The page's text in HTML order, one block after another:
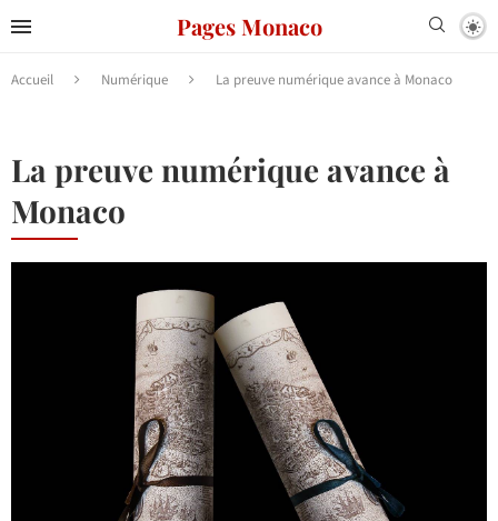
Pages Monaco
Accueil Numérique La preuve numérique avance à Monaco
La preuve numérique avance à
Monaco